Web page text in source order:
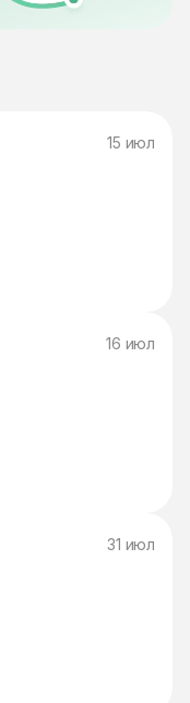
15 июл
16 июл
31 июл